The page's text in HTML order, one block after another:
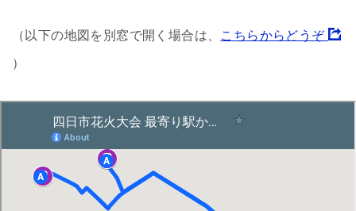
（以下の地図を別窓で開く場合は、 こちらからどうぞ
）